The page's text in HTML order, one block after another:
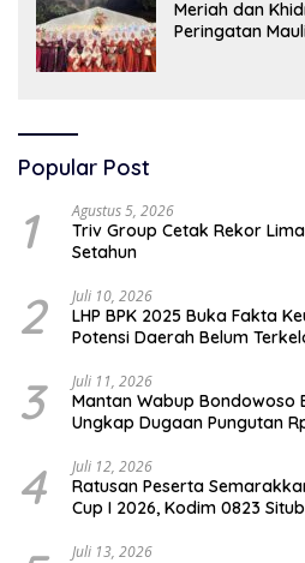
Meriah dan
Peringatan
Popular Post
1 Agustus 5, 2026
Triv Group Cetak Rekor
Setahun
2 Juli 10, 2026
LHP BPK 2025 Buka Fakta
Potensi Daerah Belum
3 Juli 11, 2026
Mantan Wabup Bondowoso
Ungkap Dugaan Pungutan
4 Juli 12, 2026
Ratusan Peserta
Cup I 2026, Kodim 0823
Juli 13, 2026